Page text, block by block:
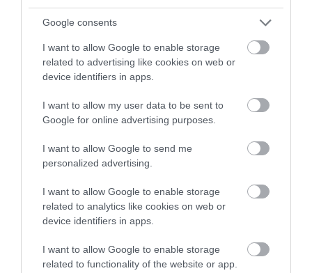
Google consents
I want to allow Google to enable storage
related to advertising like cookies on web or
device identifiers in apps.
I want to allow my user data to be sent to
Google for online advertising purposes.
I want to allow Google to send me
personalized advertising.
I want to allow Google to enable storage
related to analytics like cookies on web or
device identifiers in apps.
I want to allow Google to enable storage
related to functionality of the website or app.
Ezeket a készségeket nem váltja ki a mesterséges
intelligencia
A mesterséges intelligencia terjedésével felértékelődnek azok a
kognitív képességek, amelyeket az algoritmusok nem tudnak